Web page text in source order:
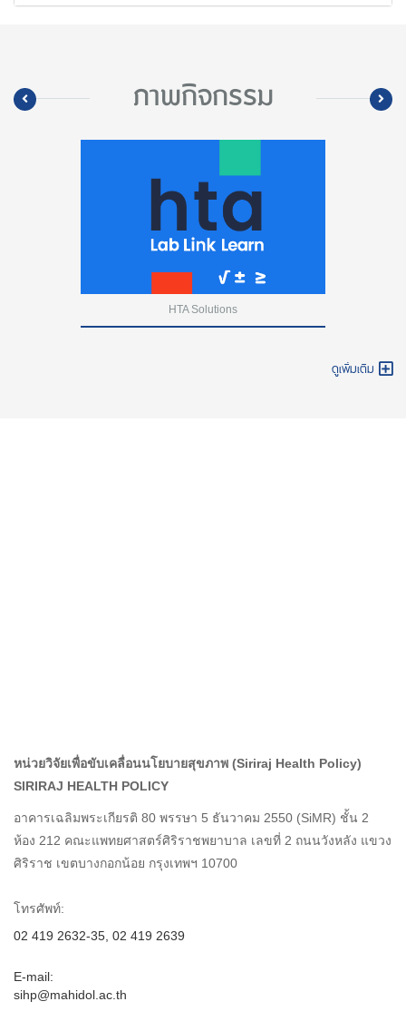
ภาพกิจกรรม
HTA Solutions
ดูเพิ่มเติม
หน่วยวิจัยเพื่อขับเคลื่อนนโยบายสุขภาพ (Siriraj Health Policy)
SIRIRAJ HEALTH POLICY
อาคารเฉลิมพระเกียรติ 80 พรรษา 5 ธันวาคม 2550 (SiMR) ชั้น 2
ห้อง 212 คณะแพทยศาสตร์ศิริราชพยาบาล เลขที่ 2 ถนนวังหลัง แขวง
ศิริราช เขตบางกอกน้อย กรุงเทพฯ 10700
โทรศัพท์:
02 419 2632-35, 02 419 2639
E-mail:
sihp@mahidol.ac.th